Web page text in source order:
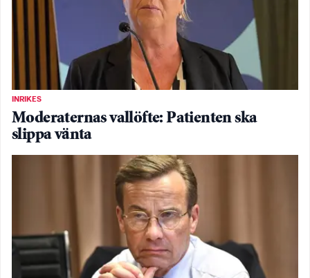
INRIKES
Moderaternas vallöfte: Patienten ska
slippa vänta